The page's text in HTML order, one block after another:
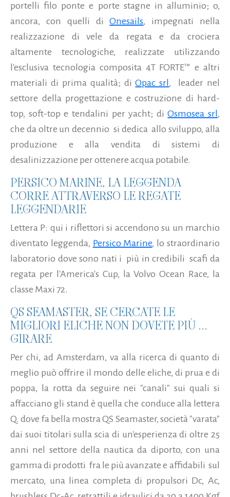
portelli filo ponte e porte stagne in alluminio; o,
ancora, con quelli diOnesails, impegnati nella
realizzazione di vele da regata e da crociera
altamente tecnologiche, realizzate utilizzando
l'esclusiva tecnologia composita 4T FORTE™ e altri
materiali di prima qualità; diOpac srl , leader nel
settore della progettazione e costruzione di hard-
top, soft-top e tendalini per yacht; diOsmosea srl ,
che da oltre un decennio si dedica allo sviluppo, alla
produzione e alla vendita di sistemi di
desalinizzazione per ottenere acqua potabile.
PERSICO MARINE, LA LEGGENDA
CORRE ATTRAVERSO LE REGATE
LEGGENDARIE
Lettera P: qui i riflettori si accendono su un marchio
diventato leggenda, Persico Marine, lo straordinario
laboratorio dove sono nati i più in credibili scafi da
regata per l'America's Cup, la Volvo Ocean Race, la
classe Maxi 72.
QS SEAMASTER, SE CERCATE LE
MIGLIORI ELICHE NON DOVETE PIÙ ...
GIRARE
Per chi, ad Amsterdam, va alla ricerca di quanto di
meglio può offrire il mondo delle eliche, di prua e di
poppa, la rotta da seguire nei "canali" sui quali si
affacciano gli stand è quella che conduce alla lettera
Q. dove fa bella mostra QS Seamaster, società "varata"
dai suoi titolari sulla scia di un'esperienza di oltre 25
anni nel settore della nautica da diporto, con una
gamma di prodotti fra le più avanzate e affidabili sul
mercato, una linea completa di propulsori Dc, Ac,